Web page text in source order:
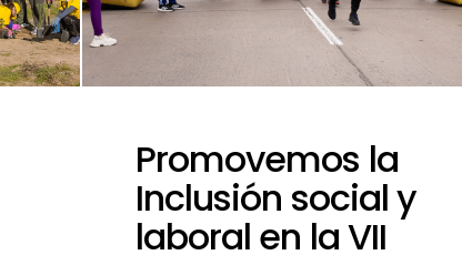
Promovemos la
Inclusión social y
laboral en la VII